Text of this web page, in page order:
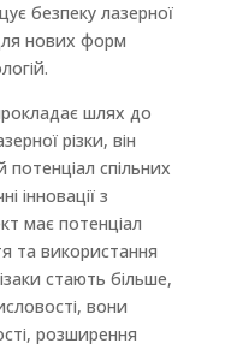
безпеку лазерної
нових форм
шлях до
різки, він
спільних
інновації з
має потенціал
та використання
стають більше,
вони
розширення